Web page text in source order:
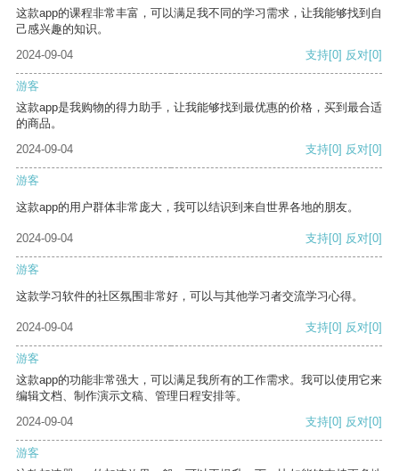
这款app的课程非常丰富，可以满足我不同的学习需求，让我能够找到自
己感兴趣的知识。
2024-09-04
支持[0] 反对[0]
游客
这款app是我购物的得力助手，让我能够找到最优惠的价格，买到最合适
的商品。
2024-09-04
支持[0] 反对[0]
游客
这款app的用户群体非常庞大，我可以结识到来自世界各地的朋友。
2024-09-04 支持[0] 反对[0]
游客
这款学习软件的社区氛围非常好，可以与其他学习者交流学习心得。
2024-09-04 支持[0] 反对[0]
游客
这款app的功能非常强大，可以满足我所有的工作需求。我可以使用它来
编辑文档、制作演示文稿、管理日程安排等。
2024-09-04
支持[0] 反对[0]
游客